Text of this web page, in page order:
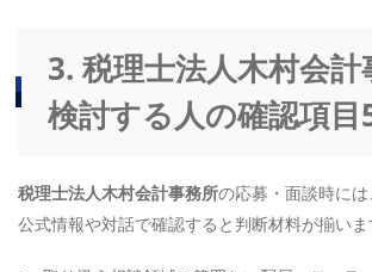
3. 税理士法人木村会計
検討する人の確認項目
税理士法人木村会計事務所の応募・面談時に
公式情報や対話で確認すると判断材料が揃いま